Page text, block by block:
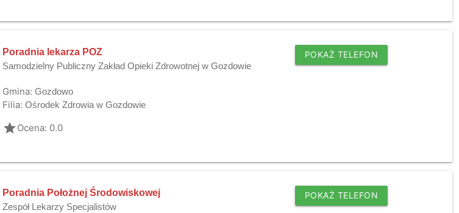
Poradnia lekarza POZ
Samodzielny Publiczny Zakład Opieki Zdrowotnej w Gozdowie
POKAŻ TELEFON
Gmina: Gozdowo
Filia: Ośrodek Zdrowia w Gozdowie
gradeOcena: 0.0
Poradnia Położnej Środowiskowej
Zespół Lekarzy Specjalistów
POKAŻ TELEFON